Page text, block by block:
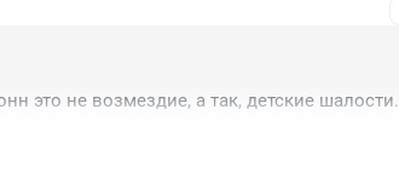
это не возмездие, а так, детские шалости.